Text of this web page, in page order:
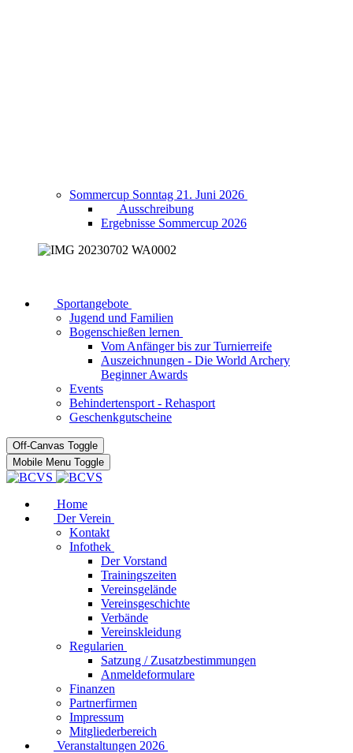
Sommercup Sonntag 21. Juni 2026
Ausschreibung
Ergebnisse Sommercup 2026
Sportangebote
Jugend und Familien
Bogenschießen lernen
Vom Anfänger bis zur Turnierreife
Auszeichnungen - Die World Archery
Beginner Awards
Events
Behindertensport - Rehasport
Geschenkgutscheine
Off-Canvas Toggle
Mobile Menu Toggle
Home
Der Verein
Kontakt
Infothek
Der Vorstand
Trainingszeiten
Vereinsgelände
Vereinsgeschichte
Verbände
Vereinskleidung
Regularien
Satzung / Zusatzbestimmungen
Anmeldeformulare
Finanzen
Partnerfirmen
Impressum
Mitgliederbereich
Veranstaltungen 2026